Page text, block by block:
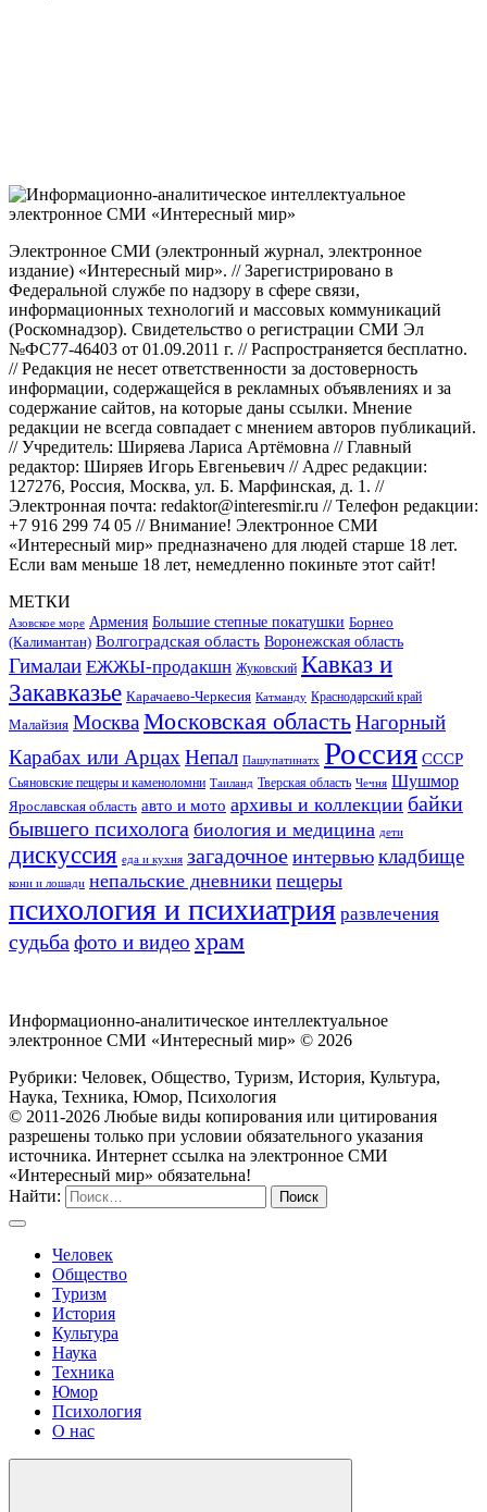
Электронное СМИ (электронный журнал, электронное
издание) «Интересный мир». // Зарегистрировано в
Федеральной службе по надзору в сфере связи,
информационных технологий и массовых коммуникаций
(Роскомнадзор). Свидетельство о регистрации СМИ Эл
№ФС77-46403 от 01.09.2011 г. // Распространяется бесплатно.
// Редакция не несет ответственности за достоверность
информации, содержащейся в рекламных объявлениях и за
содержание сайтов, на которые даны ссылки. Мнение
редакции не всегда совпадает с мнением авторов публикаций.
// Учредитель: Ширяева Лариса Артёмовна // Главный
редактор: Ширяев Игорь Евгеньевич // Адрес редакции:
127276, Россия, Москва, ул. Б. Марфинская, д. 1. //
Электронная почта: redaktor@interesmir.ru // Телефон редакции:
+7 916 299 74 05 // Внимание! Электронное СМИ
«Интересный мир» предназначено для людей старше 18 лет.
Если вам меньше 18 лет, немедленно покиньте этот сайт!
МЕТКИ
Азовское море Армения Большие степные покатушки Борнео
(Калимантан) Волгоградская область Воронежская область
Гималаи ЕЖЖЫ-продакшн Жуковский Кавказ и
Закавказье Карачаево-Черкесия Катманду Краснодарский край
Малайзия МоскваМосковская областьНагорный
Карабах или Арцах Непал Пашупатинатх Россия СССР
Сьяновские пещеры и каменоломни Таиланд Тверская область Чечня Шушмор
Ярославская область авто и мото архивы и коллекции байки
бывшего психолога биология и медицина дети
дискуссия еда и кухня загадочное интервью кладбище
кони и лошади непальские дневники пещеры
психология и психиатрия развлечения
судьба фото и видео храм
Информационно-аналитическое интеллектуальное
электронное СМИ «Интересный мир» © 2026
Рубрики: Человек, Общество, Туризм, История, Культура,
Наука, Техника, Юмор, Психология
© 2011-2026 Любые виды копирования или цитирования
разрешены только при условии обязательного указания
источника. Интернет ссылка на электронное СМИ
«Интересный мир» обязательна!
Найти:
Человек
Общество
Туризм
История
Культура
Наука
Техника
Юмор
Психология
О нас